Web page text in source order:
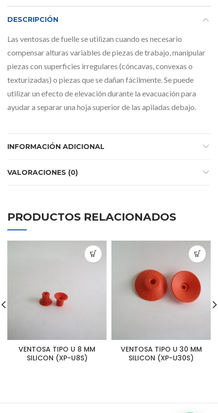
DESCRIPCIÓN
Las ventosas de fuelle se utilizan cuando es necesario
compensar alturas variables de piezas de trabajo, manipular
piezas con superficies irregulares (cóncavas, convexas o
texturizadas) o piezas que se dañan fácilmente. Se puede
utilizar un efecto de elevación durante la evacuación para
ayudar a separar una hoja superior de las apiladas debajo.
INFORMACIÓN ADICIONAL
VALORACIONES (0)
PRODUCTOS RELACIONADOS
VENTOSA TIPO U 8 MM
SILICON (XP-U8S)
VENTOSA TIPO U 30 MM
SILICON (XP-U30S)